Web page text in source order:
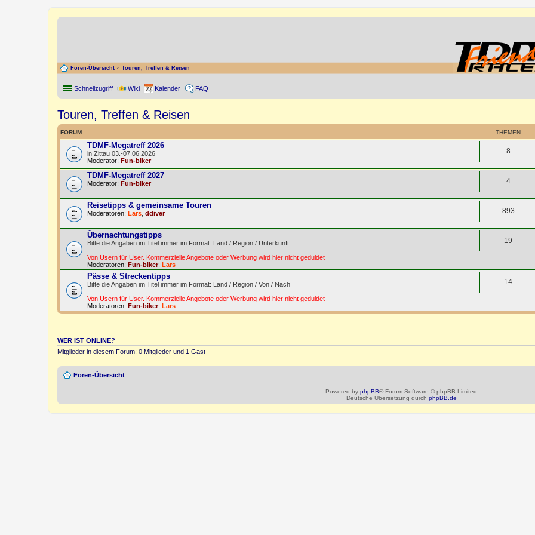
Foren-Übersicht Touren, Treffen & Reisen
Schnellzugriff Wiki Kalender FAQ
Touren, Treffen & Reisen
FORUM THEMEN
TDMF-Megatreff 2026
in Zittau 03.-07.06.2026
Moderator: Fun-biker
8
TDMF-Megatreff 2027
Moderator: Fun-biker 4
Reisetipps & gemeinsame Touren
Moderatoren: Lars ddiver 893
Übernachtungstipps
Bitte die Angaben im Titel immer im Format: Land / Region / Unterkunft
Von Usern für User. Kommerzielle Angebote oder Werbung wird hier nicht geduldet
Moderatoren: Fun-biker Lars
19
Pässe & Streckentipps
Bitte die Angaben im Titel immer im Format: Land / Region / Von / Nach
Von Usern für User. Kommerzielle Angebote oder Werbung wird hier nicht geduldet
Moderatoren: Fun-biker, Lars
14
WER IST ONLINE?
Mitglieder in diesem Forum: 0 Mitglieder und 1 Gast
Foren-Übersicht
Powered by phpBB® Forum Software © phpBB Limited
Deutsche Übersetzung durch phpBB.de